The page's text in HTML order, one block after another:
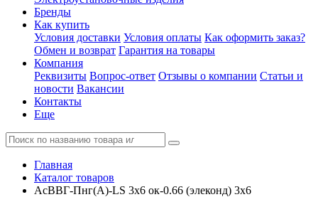
Бренды
Как купить
Условия доставки Условия оплаты Как оформить заказ?
Обмен и возврат Гарантия на товары
Компания
Реквизиты Вопрос-ответ Отзывы о компании Статьи и
новости Вакансии
Контакты
Еще
Главная
Каталог товаров
АсВВГ-Пнг(А)-LS 3х6 ок-0.66 (элеконд) 3x6